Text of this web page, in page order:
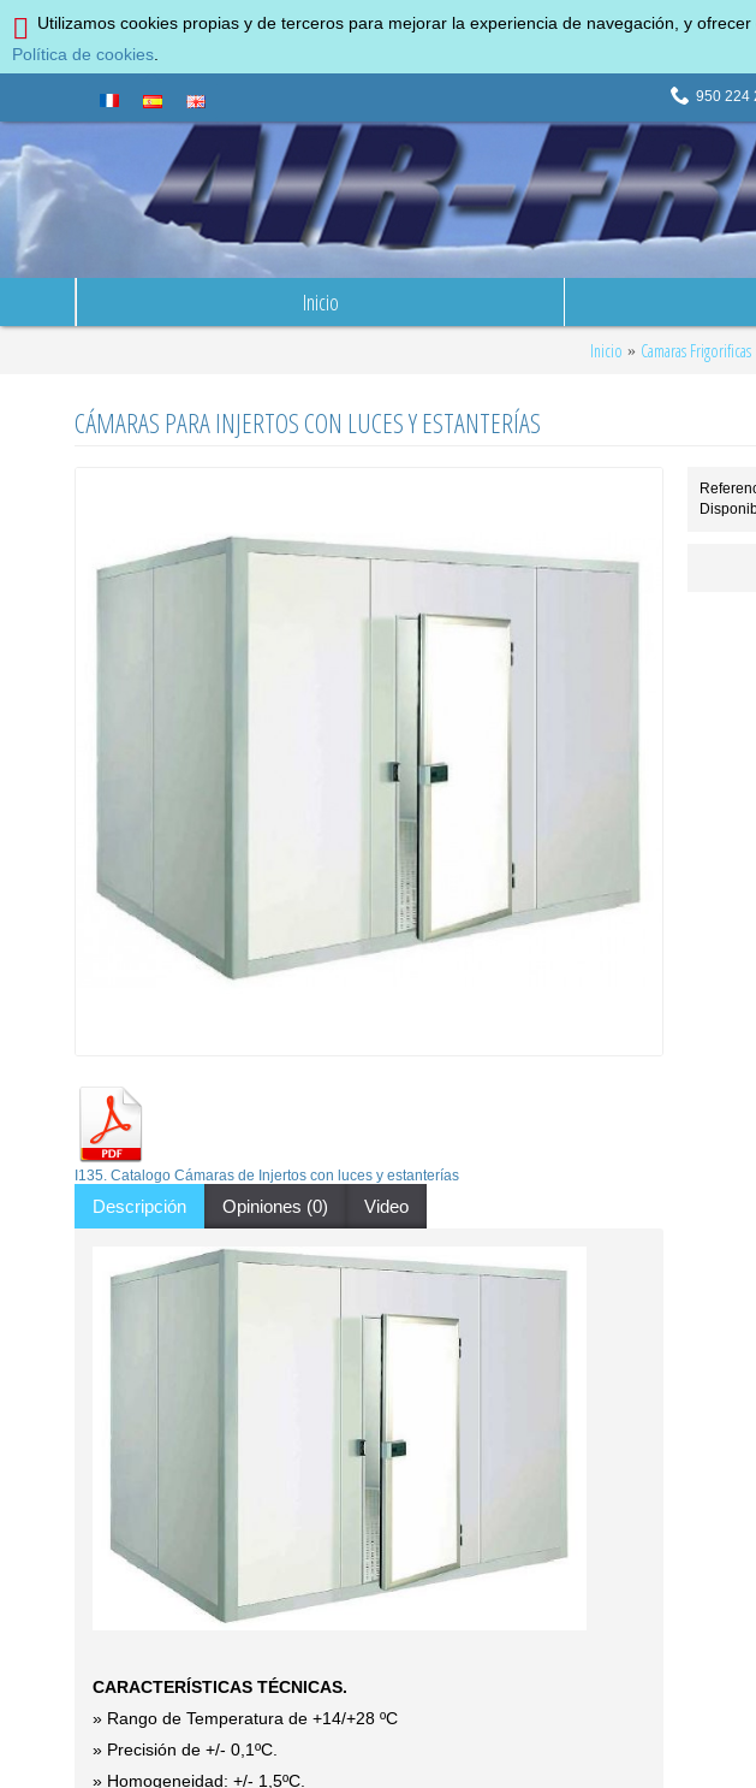
Utilizamos cookies propias y de terceros para mejorar la experiencia de navegación, y
Política de cookies
950 224
Inicio
Inicio Camaras Frigorificas
CÁMARAS PARA INJERTOS CON LUCES Y ESTANTERÍAS
I135. Catalogo Cámaras de Injertos con luces y estanterías
Descripción Opiniones (0) Video
CARACTERÍSTICAS TÉCNICAS.
» Rango de Temperatura de +14/+28 ºC
» Precisión de +/- 0,1ºC.
» Homogeneidad: +/- 1,5ºC.